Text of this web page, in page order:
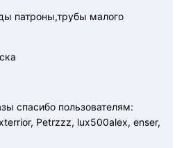
патроны,трубы малого
спасибо пользователям:
Petrzzz, lux500alex, enser,